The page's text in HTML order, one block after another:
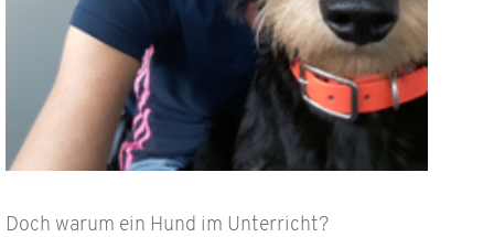
Doch warum ein Hund im Unterricht?